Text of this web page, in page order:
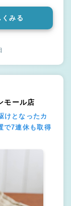
くみる
ール店
けとなったカ
で7連休も取得